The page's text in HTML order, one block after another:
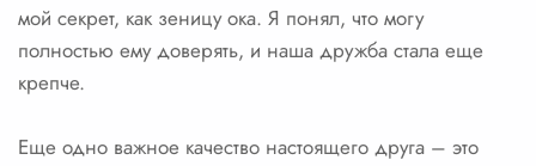
мой секрет, как зеницу ока. Я понял, что могу
полностью ему доверять, и наша дружба стала еще
крепче.
Еще одно важное качество настоящего друга – это